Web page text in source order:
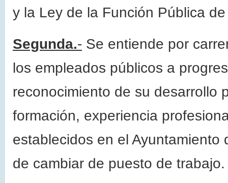
y la Ley de la Función Pública
Segunda.- Se entiende por
los empleados públicos a
reconocimiento de su desarrollo
formación, experiencia
establecidos en el
de cambiar de puesto de trabajo.